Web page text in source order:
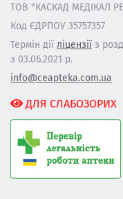
ТОВ "КАСКАД МЕДІКАЛ
Код ЄДРПОУ 35757357
Термін дії ліцензії з
з 03.06.2021 р.
info@ceapteka.com.ua
ДЛЯ СЛАБОЗОРИХ